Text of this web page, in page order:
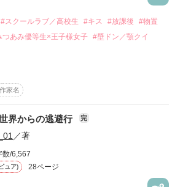
ワード 作家名 表紙コメント
#スクールラブ／高校生 #キス #放課後
#物置
つあみ優等生×王子様女子 #壁ドン／顎クイ
作品を読む
作家名
界からの逃避行 完
／著
数/6,567
ュア) 28ページ